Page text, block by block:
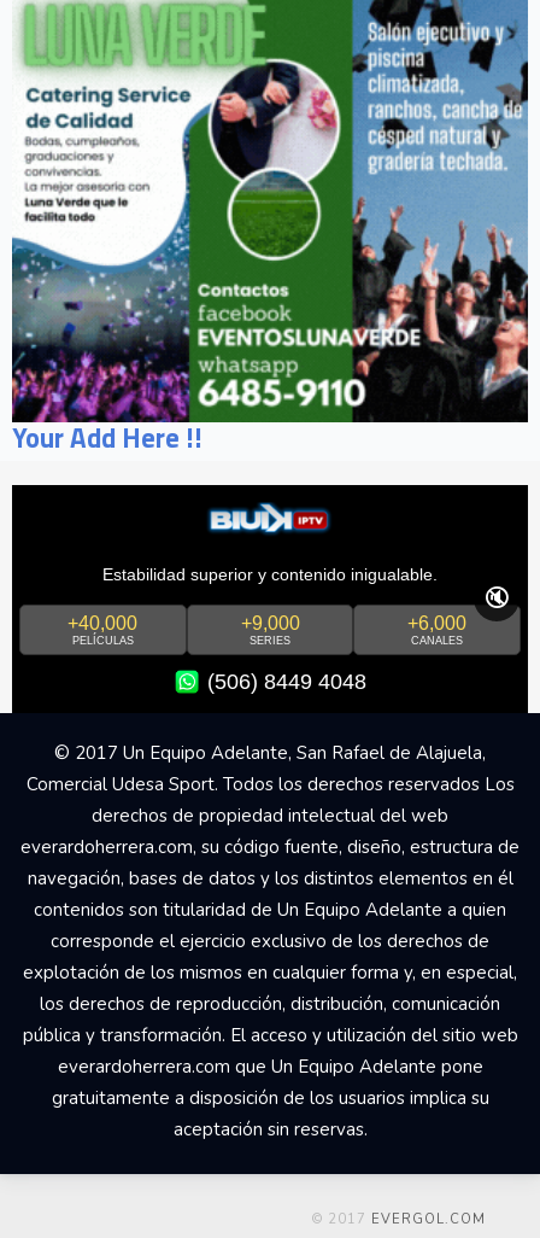
Your Add Here !!
Estabilidad superior y contenido inigualable.
+40,000
PELÍCULAS
+9,000
SERIES
+6,000
CANALES
(506) 8449 4048
🔇
© 2017 Un Equipo Adelante, San Rafael de Alajuela,
Comercial Udesa Sport. Todos los derechos reservados Los
derechos de propiedad intelectual del web
everardoherrera.com, su código fuente, diseño, estructura de
navegación, bases de datos y los distintos elementos en él
contenidos son titularidad de Un Equipo Adelante a quien
corresponde el ejercicio exclusivo de los derechos de
explotación de los mismos en cualquier forma y, en especial,
los derechos de reproducción, distribución, comunicación
pública y transformación. El acceso y utilización del sitio web
everardoherrera.com que Un Equipo Adelante pone
gratuitamente a disposición de los usuarios implica su
aceptación sin reservas.
© 2017 EVERGOL.COM